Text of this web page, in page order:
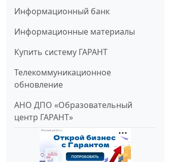
Информационный банк
Информационные материалы
Купить систему ГАРАНТ
Телекоммуникационное
обновление
АНО ДПО «Образовательный
центр ГАРАНТ»